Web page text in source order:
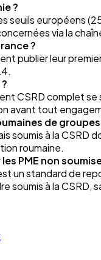
?
européens
via la
?
publier leur
CSRD complet
avant tout
de
soumis à la
roumaine.
PME non
un standard de
soumis à la CSRD,